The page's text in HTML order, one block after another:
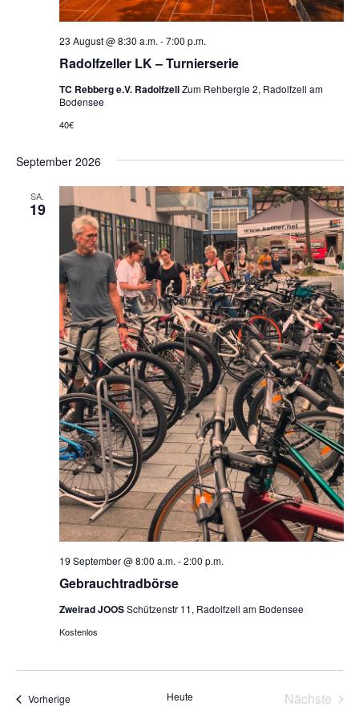
Radolfzeller LK – Turnierserie
23 August @ 8:30 a.m. -7:00 p.m.
TC Rebberg e.V. RadolfzellZum Rehbergle 2, Radolfzell am
Bodensee
40€
September 2026
SA.
19
Gebrauchtradbörse
19 September @ 8:00 a.m.-2:00 p.m.
Zweirad JOOSSchützenstr 11, Radolfzell am Bodensee
Kostenlos
VorherigeVeranstaltungen Heute
Nächste